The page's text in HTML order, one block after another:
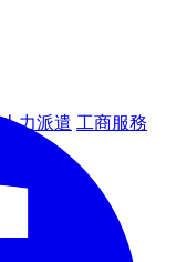
人力派遣 工商服務